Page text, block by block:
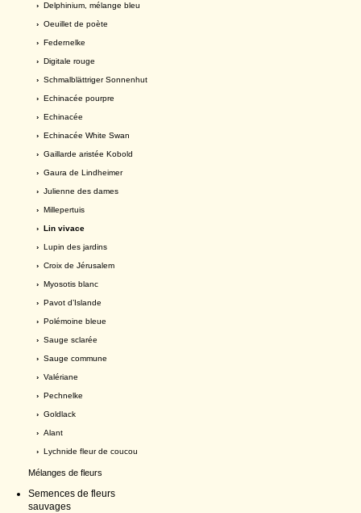
› Delphinium, mélange bleu
› Oeuillet de poète
› Federnelke
› Digitale rouge
› Schmalblättriger Sonnenhut
› Echinacée pourpre
› Echinacée
› Echinacée White Swan
› Gaillarde aristée Kobold
› Gaura de Lindheimer
› Julienne des dames
› Millepertuis
› Lin vivace
› Lupin des jardins
› Croix de Jérusalem
› Myosotis blanc
› Pavot d’Islande
› Polémoine bleue
› Sauge sclarée
› Sauge commune
› Valériane
› Pechnelke
› Goldlack
› Alant
› Lychnide fleur de coucou
Mélanges de fleurs
Semences de fleurs
sauvages